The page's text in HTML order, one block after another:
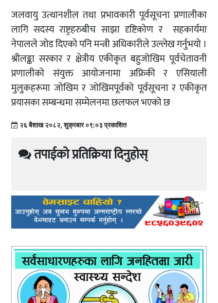
जलवायु उत्थानशील तथा प्रभावकारी पूर्वसूचना प्रणालीका
लागि सदस्य राष्ट्रहरुबीच साझा दृष्टिकोण र सहकार्यमा
नेपालले जोड दिएको पनि मन्त्री अधिकारीले उल्लेख गर्नुभयो ।
श्रीलङ्का सरकार र क्षेत्रीय एकीकृत बहुजोखिम पूर्वचेतावनी
प्रणालीको संयुक्त आयोजनामा अफ्रिकी र एसियाली
मुलुकहरूमा जोखिम र जोखिमपूर्वको पूर्वसूचना र एकीकृत
प्रयासका सम्बन्धमा सम्मेलनमा छलफल भएको छ
२६ बैशाख २०८२, शुक्रबार ०९:०३ प्रकाशित
तपाईको प्रतिक्रिया दिनुहोस्